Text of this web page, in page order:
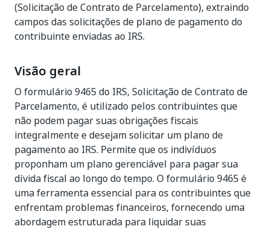
(Solicitação de Contrato de Parcelamento), extraindo
campos das solicitações de plano de pagamento do
contribuinte enviadas ao IRS.
Visão geral
O formulário 9465 do IRS, Solicitação de Contrato de
Parcelamento, é utilizado pelos contribuintes que
não podem pagar suas obrigações fiscais
integralmente e desejam solicitar um plano de
pagamento ao IRS. Permite que os indivíduos
proponham um plano gerenciável para pagar sua
dívida fiscal ao longo do tempo. O formulário 9465 é
uma ferramenta essencial para os contribuintes que
enfrentam problemas financeiros, fornecendo uma
abordagem estruturada para liquidar suas